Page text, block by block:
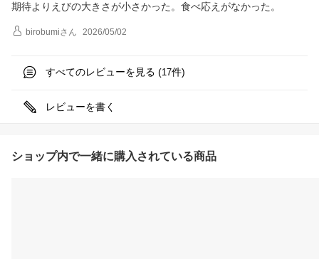
期待よりえびの大きさが小さかった。食べ応えがなかった。
birobumiさん 2026/05/02
すべてのレビューを見る (17件)
レビューを書く
ショップ内で一緒に購入されている商品